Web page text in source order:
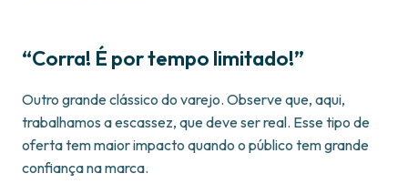
“Corra! É por tempo limitado!”
Outro grande clássico do varejo. Observe que, aqui,
trabalhamos a escassez, que deve ser real. Esse tipo de
oferta tem maior impacto quando o público tem grande
confiança na marca.